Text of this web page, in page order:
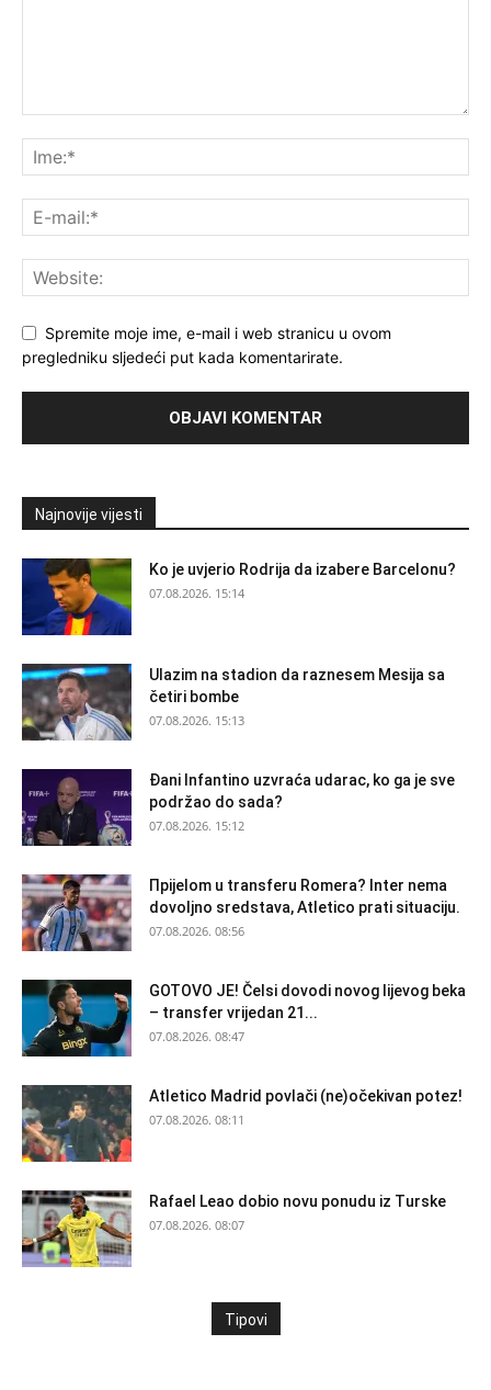
Spremite moje ime, e-mail i web stranicu u ovom
pregledniku sljedeći put kada komentarirate.
Najnovije vijesti
Ko je uvjerio Rodrija da izabere Barcelonu?
07.08.2026. 15:14
Ulazim na stadion da raznesem Mesija sa
četiri bombe
07.08.2026. 15:13
Đani Infantino uzvraća udarac, ko ga je sve
podržao do sada?
07.08.2026. 15:12
Прijelom u transferu Romera? Inter nema
dovoljno sredstava, Atletico prati situaciju.
07.08.2026. 08:56
GOTOVO JE! Čelsi dovodi novog lijevog beka
– transfer vrijedan 21...
07.08.2026. 08:47
Atletico Madrid povlači (ne)očekivan potez!
07.08.2026. 08:11
Rafael Leao dobio novu ponudu iz Turske
07.08.2026. 08:07
Tipovi